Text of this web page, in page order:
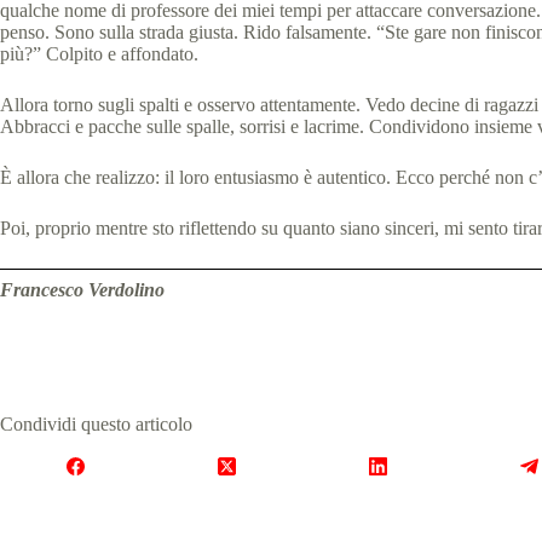
qualche nome di professore dei miei tempi per attaccare
penso. Sono sulla strada giusta. Rido falsamente. “Ste gare non
più?” Colpito e affondato.
Allora torno sugli spalti e osservo attentamente. Vedo decine di
Abbracci e pacche sulle spalle, sorrisi e lacrime. Condividono
È allora che realizzo: il loro entusiasmo è autentico. Ecco perché non
Poi, proprio mentre sto riflettendo su quanto siano sinceri, mi sento
Francesco Verdolino
Condividi questo articolo